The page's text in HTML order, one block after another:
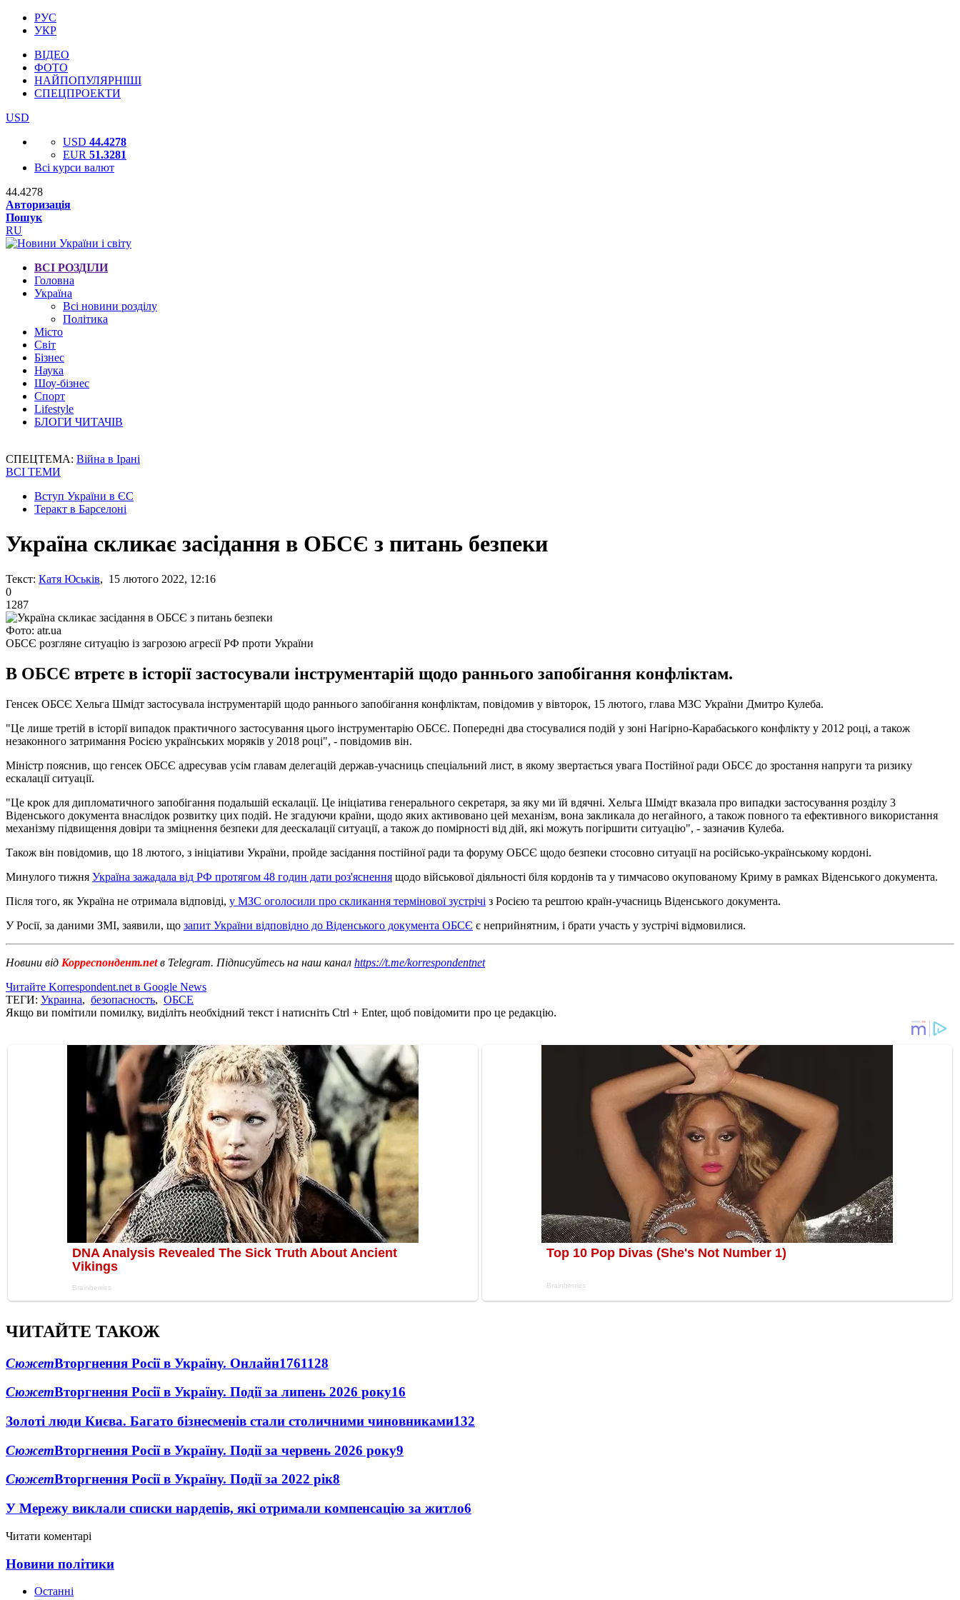
РУС
УКР
ВІДЕО
ФОТО
НАЙПОПУЛЯРНІШІ
СПЕЦПРОЕКТИ
USD
USD 44.4278
EUR 51.3281
Всі курси валют
44.4278
Авторизація
Пошук
RU
ВСІ РОЗДІЛИ
Головна
Україна
Всі новини розділу
Політика
Місто
Світ
Бізнес
Наука
Шоу-бізнес
Спорт
Lifestyle
БЛОГИ ЧИТАЧІВ
СПЕЦТЕМА: Війна в Ірані
ВСІ ТЕМИ
Вступ України в ЄС
Теракт в Барселоні
Україна скликає засідання в ОБСЄ з питань безпеки
Текст: Катя Юськів, 15 лютого 2022, 12:16
0
1287
Фото: atr.ua
ОБСЄ розгляне ситуацію із загрозою агресії РФ проти України
В ОБСЄ втретє в історії застосували інструментарій щодо раннього запобігання конфліктам.
Генсек ОБСЄ Хельга Шмідт застосувала інструментарій щодо раннього запобігання конфліктам, повідомив у вівторок, 15 лютого, глава МЗС України Дмитро Кулеба.
"Це лише третій в історії випадок практичного застосування цього інструментарію ОБСЄ. Попередні два стосувалися подій у зоні Нагірно-Карабаського конфлікту у 2012 році, а також
незаконного затримання Росією українських моряків у 2018 році", - повідомив він.
Міністр пояснив, що генсек ОБСЄ адресував усім главам делегацій держав-учасниць спеціальний лист, в якому звертається увага Постійної ради ОБСЄ до зростання напруги та ризику
ескалації ситуації.
"Це крок для дипломатичного запобігання подальшій ескалації. Це ініціатива генерального секретаря, за яку ми їй вдячні. Хельга Шмідт вказала про випадки застосування розділу 3
Віденського документа внаслідок розвитку цих подій. Не згадуючи країни, щодо яких активовано цей механізм, вона закликала до негайного, а також повного та ефективного використання
механізму підвищення довіри та зміцнення безпеки для деескалації ситуації, а також до помірності від дій, які можуть погіршити ситуацію", - зазначив Кулеба.
Також він повідомив, що 18 лютого, з ініціативи України, пройде засідання постійної ради та форуму ОБСЄ щодо безпеки стосовно ситуації на російсько-українському кордоні.
Минулого тижня Україна зажадала від РФ протягом 48 годин дати роз'яснення щодо військової діяльності біля кордонів та у тимчасово окупованому Криму в рамках Віденського документа.
Після того, як Україна не отримала відповіді, у МЗС оголосили про скликання термінової зустрічі з Росією та рештою країн-учасниць Віденського документа.
У Росії, за даними ЗМІ, заявили, що запит України відповідно до Віденського документа ОБСЄ є неприйнятним, і брати участь у зустрічі відмовилися.
Новини від Корреспондент.netв Telegram. Підписуйтесь на наш канал https://t.me/korrespondentnet
Читайте Korrespondent.net в Google News
ТЕГИ: Украина, безопасность, ОБСЕ
Якщо ви помітили помилку, виділіть необхідний текст і натисніть Ctrl + Enter, щоб повідомити про це редакцію.
ЧИТАЙТЕ ТАКОЖ
СюжетВторгнення Росії в Україну. Онлайн1761128
СюжетВторгнення Росії в Україну. Події за липень 2026 року16
Золоті люди Києва. Багато бізнесменів стали столичними чиновниками132
СюжетВторгнення Росії в Україну. Події за червень 2026 року9
СюжетВторгнення Росії в Україну. Події за 2022 рік8
У Мережу виклали списки нардепів, які отримали компенсацію за житло6
Читати коментарі
Новини політики
Останні